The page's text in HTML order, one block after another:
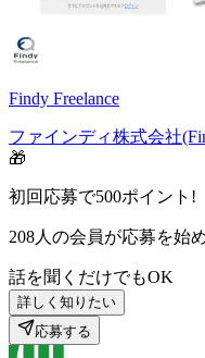
Findy Freelance
ファインディ株式会社
🎁
初回応募で500ポイント!
208人の会員が応募を始
話を聞くだけでもOK
詳しく知りたい
応募する